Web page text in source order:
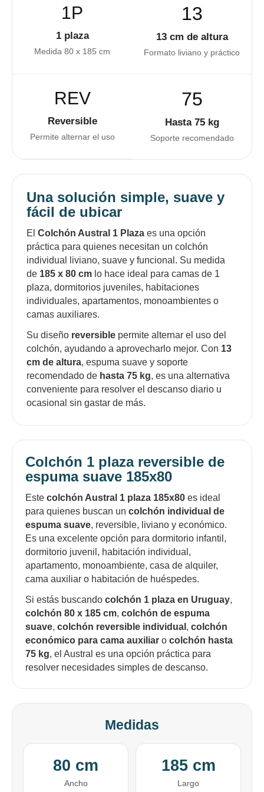
1P
1 plaza
Medida 80 x 185 cm
13
13 cm de altura
Formato liviano y práctico
REV
Reversible
Permite alternar el uso
75
Hasta 75 kg
Soporte recomendado
Una solución simple, suave y
fácil de ubicar
El Colchón Austral 1 Plaza es una opción
práctica para quienes necesitan un colchón
individual liviano, suave y funcional. Su medida
de 185 x 80 cm lo hace ideal para camas de 1
plaza, dormitorios juveniles, habitaciones
individuales, apartamentos, monoambientes o
camas auxiliares.
Su diseño reversible permite alternar el uso del
colchón, ayudando a aprovecharlo mejor. Con 13
cm de altura, espuma suave y soporte
recomendado de hasta 75 kg, es una alternativa
conveniente para resolver el descanso diario u
ocasional sin gastar de más.
Colchón 1 plaza reversible de
espuma suave 185x80
Este colchón Austral 1 plaza 185x80 es ideal
para quienes buscan un colchón individual de
espuma suave, reversible, liviano y económico.
Es una excelente opción para dormitorio infantil,
dormitorio juvenil, habitación individual,
apartamento, monoambiente, casa de alquiler,
cama auxiliar o habitación de huéspedes.
Si estás buscando colchón 1 plaza en Uruguay,
colchón 80 x 185 cm, colchón de espuma
suave, colchón reversible individual , colchón
económico para cama auxiliar o colchón hasta
75 kg, el Austral es una opción práctica para
resolver necesidades simples de descanso.
Medidas
80 cm
Ancho
185 cm
Largo
¡Sumate a la forma más ágil de
Comprá en 3 cuotas sin recargo o hasta en